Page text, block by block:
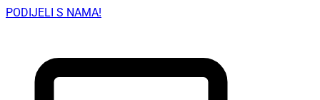
PODIJELI S NAMA!